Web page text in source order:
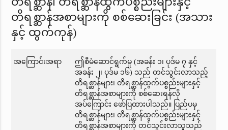
တိရစ္ဆာန်အစာများကို စစ်ဆေးခြင်း (အသား
နှင့် ထွက်ကုန်)
အကြောင်းအရာ
ဤစီမံဆောင်ရွက်မှု (အခန်း ၁၊ ပုဒ်မ ၇ နှင့်
အခန်း ၂၊ ပုဒ်မ ၁၆) သည် တင်သွင်းလာသည့်
တိရစ္ဆာန်များ၊ တိရစ္ဆာန်ထွက်ပစ္စည်းများနှင့်
တိရစ္ဆာန်အစာများကို စစ်ဆေးရန်လို
အပ်ကြောင်း ဖော်ပြထားပါသည်။ ပြည်ပမှ
တိရစ္ဆာန်များ၊ တိရစ္ဆာန်ထွက်ပစ္စည်းများနှင့်
တိရစ္ဆာန်အစာများကို တင်သွင်းလာသူသည်